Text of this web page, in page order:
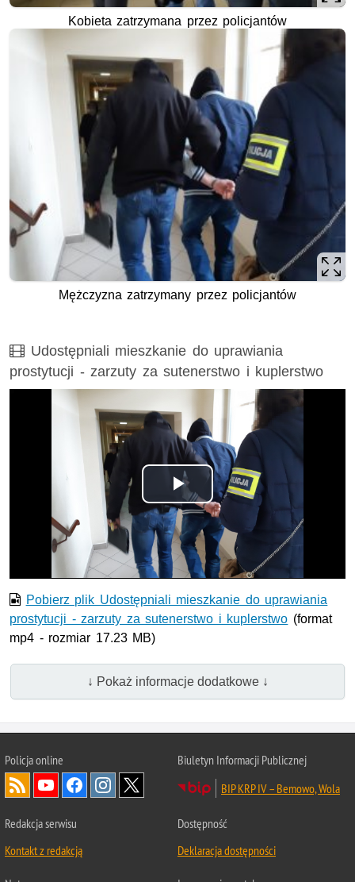
Kobieta zatrzymana przez policjantów
Mężczyzna zatrzymany przez policjantów
Film
Udostępniali mieszkanie do uprawiania
prostytucji - zarzuty za sutenerstwo i kuplerstwo
Odtwórz
wideo
Pobierz plik Udostępniali mieszkanie do uprawiania
prostytucji - zarzuty za sutenerstwo i kuplerstwo (format
mp4 - rozmiar 17.23 MB)
↓ Pokaż informacje dodatkowe ↓
Policja online
Biuletyn Informacji Publicznej
BIP KRP IV – Bemowo, Wola
Redakcja serwisu
Kontakt z redakcją
Dostępność
Deklaracja dostępności